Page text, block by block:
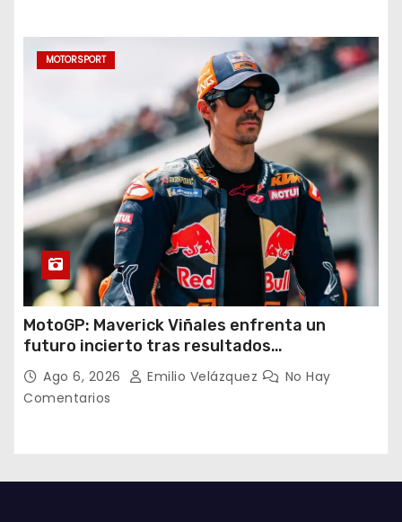
MOTORSPORT
MotoGP: Maverick Viñales enfrenta un
futuro incierto tras resultados
decepcionantes
Ago 6, 2026 Emilio Velázquez
No Hay
Comentarios